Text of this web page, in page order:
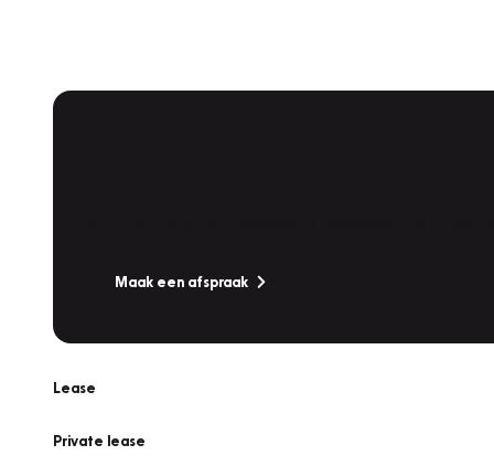
Maak een afspraak
Lease
Private lease